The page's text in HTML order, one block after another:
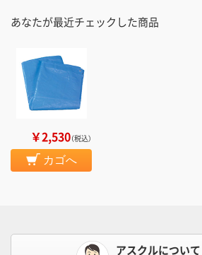
あなたが最近チェックした商品
￥2,530（税込）
カゴへ
アスクルについて